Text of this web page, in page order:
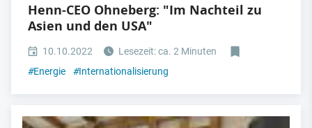
Henn-CEO Ohneberg: "Im Nachteil zu
Asien und den USA"
10.10.2022
Lesezeit: ca. 2 Minuten
#Energie #Internationalisierung